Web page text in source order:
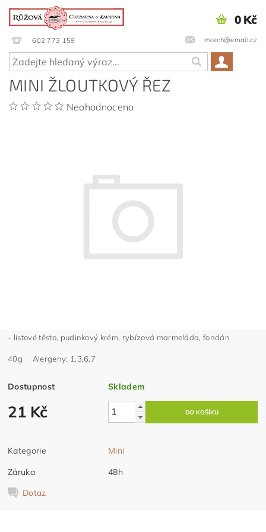
602 773 159 mcech@email.cz
0 Kč
MINI ŽLOUTKOVÝ ŘEZ
Neohodnoceno
- listové těsto, pudinkový krém, rybízová marmeláda, fondán
40g Alergeny: 1,3,6,7
Dostupnost Skladem
21 Kč
Kategorie
Mini
Záruka
48h
Dotaz